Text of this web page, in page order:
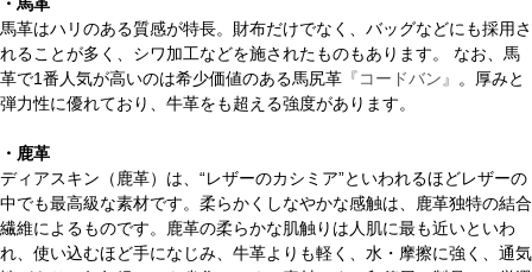
馬革はハリのある質感が特長。財布だけでなく、バッグなどにも採用さ
れることが多く、シワ加工などを施されたものもあります。 なお、馬
革で1番人気が高いのは希少価値のある馬尻革 『コードバン』
。厚みと
弾力性に優れており、牛革をも超える強度があります。
・鹿革
ディアスキン（鹿革）は、“レザーのカシミア”といわれるほどレザーの
中でも最高級な素材です。柔らかくしなやかな感触は、鹿革独特の結合
繊維によるものです。鹿革の柔らかな肌触りは人肌に最も近いといわ
れ、使い込むほど手になじみ、牛革よりも軽く、水・摩擦に強く、通気